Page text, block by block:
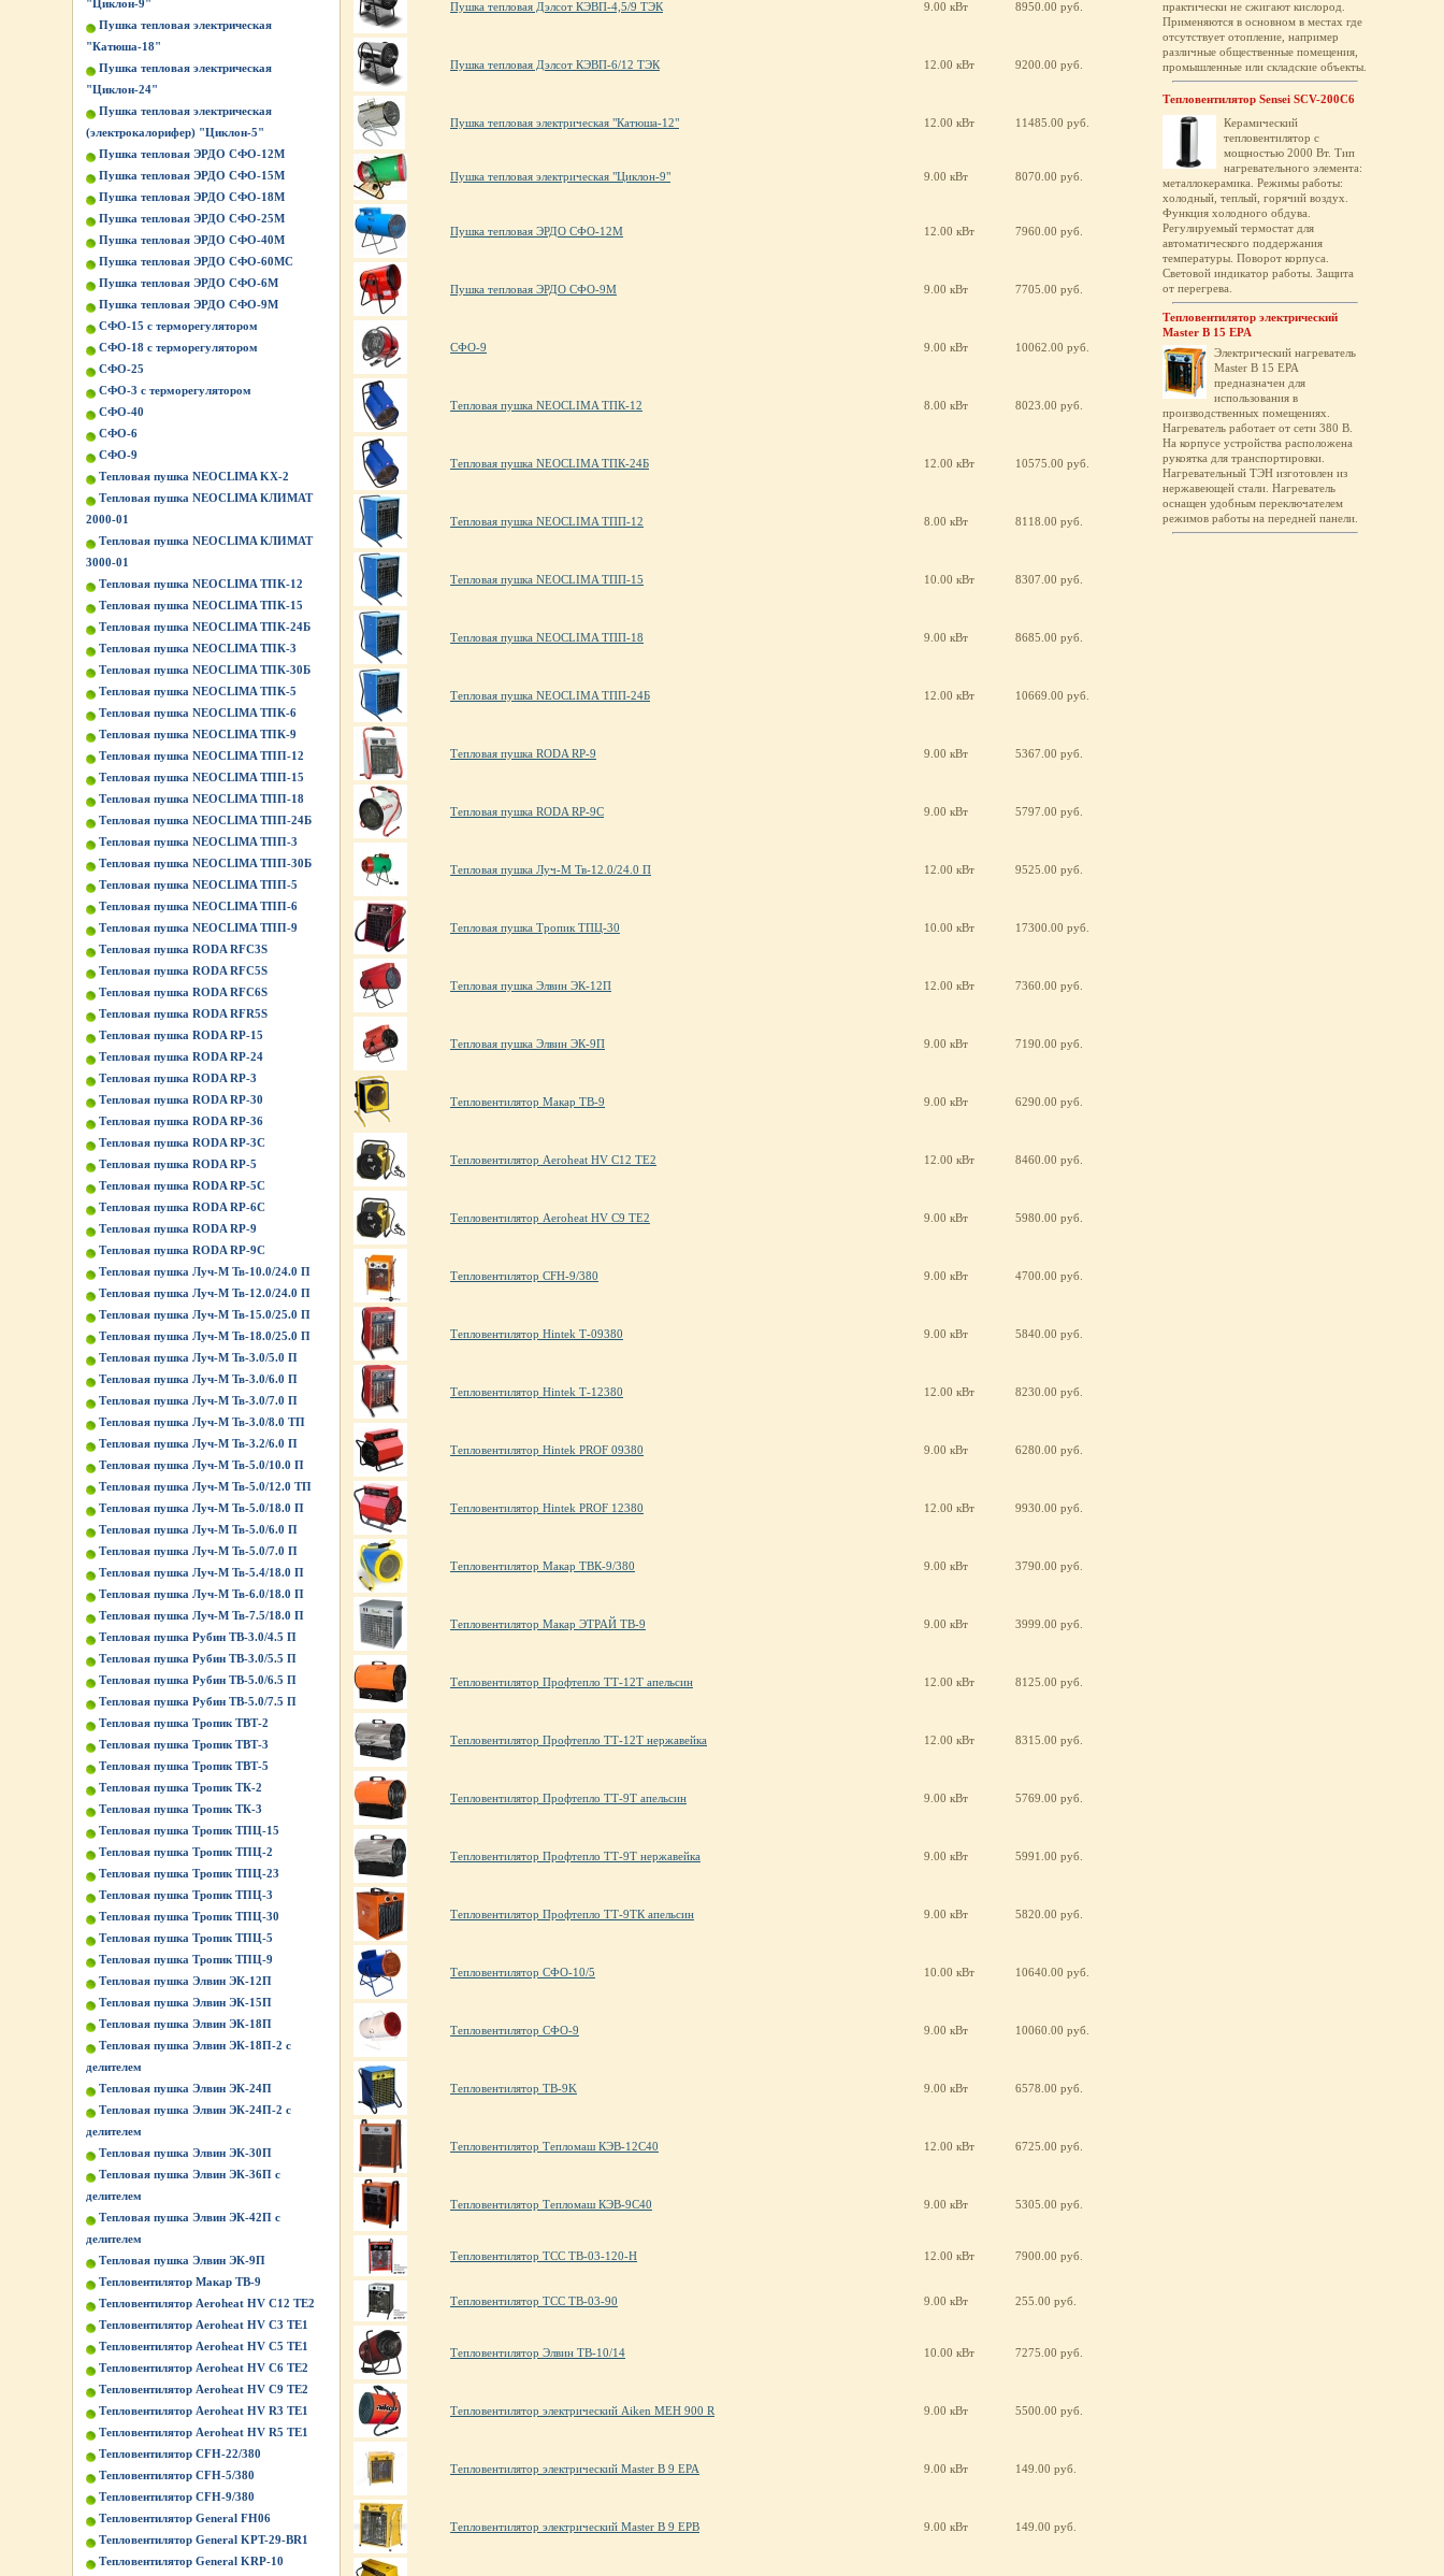
"Циклон-9"
Пушка тепловая электрическая
"Катюша-18"
Пушка тепловая электрическая
"Циклон-24"
Пушка тепловая электрическая
(электрокалорифер) "Циклон-5"
Пушка тепловая ЭРДО СФО-12М
Пушка тепловая ЭРДО СФО-15М
Пушка тепловая ЭРДО СФО-18М
Пушка тепловая ЭРДО СФО-25М
Пушка тепловая ЭРДО СФО-40М
Пушка тепловая ЭРДО СФО-60МС
Пушка тепловая ЭРДО СФО-6М
Пушка тепловая ЭРДО СФО-9М
СФО-15 с терморегулятором
СФО-18 с терморегулятором
СФО-25
СФО-3 с терморегулятором
СФО-40
СФО-6
СФО-9
Тепловая пушка NEOCLIMA KХ-2
Тепловая пушка NEOCLIMA КЛИМАТ
2000-01
Тепловая пушка NEOCLIMA КЛИМАТ
3000-01
Тепловая пушка NEOCLIMA ТПК-12
Тепловая пушка NEOCLIMA ТПК-15
Тепловая пушка NEOCLIMA ТПК-24Б
Тепловая пушка NEOCLIMA ТПК-3
Тепловая пушка NEOCLIMA ТПК-30Б
Тепловая пушка NEOCLIMA ТПК-5
Тепловая пушка NEOCLIMA ТПК-6
Тепловая пушка NEOCLIMA ТПК-9
Тепловая пушка NEOCLIMA ТПП-12
Тепловая пушка NEOCLIMA ТПП-15
Тепловая пушка NEOCLIMA ТПП-18
Тепловая пушка NEOCLIMA ТПП-24Б
Тепловая пушка NEOCLIMA ТПП-3
Тепловая пушка NEOCLIMA ТПП-30Б
Тепловая пушка NEOCLIMA ТПП-5
Тепловая пушка NEOCLIMA ТПП-6
Тепловая пушка NEOCLIMA ТПП-9
Тепловая пушка RODA RFC3S
Тепловая пушка RODA RFC5S
Тепловая пушка RODA RFC6S
Тепловая пушка RODA RFR5S
Тепловая пушка RODA RP-15
Тепловая пушка RODA RP-24
Тепловая пушка RODA RP-3
Тепловая пушка RODA RP-30
Тепловая пушка RODA RP-36
Тепловая пушка RODA RP-3C
Тепловая пушка RODA RP-5
Тепловая пушка RODA RP-5C
Тепловая пушка RODA RP-6C
Тепловая пушка RODA RP-9
Тепловая пушка RODA RP-9C
Тепловая пушка Луч-М Тв-10.0/24.0 П
Тепловая пушка Луч-М Тв-12.0/24.0 П
Тепловая пушка Луч-М Тв-15.0/25.0 П
Тепловая пушка Луч-М Тв-18.0/25.0 П
Тепловая пушка Луч-М Тв-3.0/5.0 П
Тепловая пушка Луч-М Тв-3.0/6.0 П
Тепловая пушка Луч-М Тв-3.0/7.0 П
Тепловая пушка Луч-М Тв-3.0/8.0 ТП
Тепловая пушка Луч-М Тв-3.2/6.0 П
Тепловая пушка Луч-М Тв-5.0/10.0 П
Тепловая пушка Луч-М Тв-5.0/12.0 ТП
Тепловая пушка Луч-М Тв-5.0/18.0 П
Тепловая пушка Луч-М Тв-5.0/6.0 П
Тепловая пушка Луч-М Тв-5.0/7.0 П
Тепловая пушка Луч-М Тв-5.4/18.0 П
Тепловая пушка Луч-М Тв-6.0/18.0 П
Тепловая пушка Луч-М Тв-7.5/18.0 П
Тепловая пушка Рубин ТВ-3.0/4.5 П
Тепловая пушка Рубин ТВ-3.0/5.5 П
Тепловая пушка Рубин ТВ-5.0/6.5 П
Тепловая пушка Рубин ТВ-5.0/7.5 П
Тепловая пушка Тропик ТВТ-2
Тепловая пушка Тропик ТВТ-3
Тепловая пушка Тропик ТВТ-5
Тепловая пушка Тропик ТК-2
Тепловая пушка Тропик ТК-3
Тепловая пушка Тропик ТПЦ-15
Тепловая пушка Тропик ТПЦ-2
Тепловая пушка Тропик ТПЦ-23
Тепловая пушка Тропик ТПЦ-3
Тепловая пушка Тропик ТПЦ-30
Тепловая пушка Тропик ТПЦ-5
Тепловая пушка Тропик ТПЦ-9
Тепловая пушка Элвин ЭК-12П
Тепловая пушка Элвин ЭК-15П
Тепловая пушка Элвин ЭК-18П
Тепловая пушка Элвин ЭК-18П-2 с
делителем
Тепловая пушка Элвин ЭК-24П
Тепловая пушка Элвин ЭК-24П-2 с
делителем
Тепловая пушка Элвин ЭК-30П
Тепловая пушка Элвин ЭК-36П с
делителем
Тепловая пушка Элвин ЭК-42П с
делителем
Тепловая пушка Элвин ЭК-9П
Тепловентилятор Макар ТВ-9
Тепловентилятор Aeroheat HV C12 TE2
Тепловентилятор Aeroheat HV C3 TE1
Тепловентилятор Aeroheat HV C5 TE1
Тепловентилятор Aeroheat HV C6 TE2
Тепловентилятор Aeroheat HV C9 TE2
Тепловентилятор Aeroheat HV R3 TE1
Тепловентилятор Aeroheat HV R5 TE1
Тепловентилятор CFH-22/380
Тепловентилятор CFH-5/380
Тепловентилятор CFH-9/380
Тепловентилятор General FH06
Тепловентилятор General KPT-29-BR1
Тепловентилятор General KRP-10
Пушка тепловая Дэлсот КЭВП-4,5/9 ТЭК 9.00 кВт 8950.00 руб.
Пушка тепловая Дэлсот КЭВП-6/12 ТЭК 12.00 кВт 9200.00 руб.
Пушка тепловая электрическая "Катюша-12" 12.00 кВт 11485.00 руб.
Пушка тепловая электрическая "Циклон-9" 9.00 кВт 8070.00 руб.
Пушка тепловая ЭРДО СФО-12М 12.00 кВт 7960.00 руб.
Пушка тепловая ЭРДО СФО-9М 9.00 кВт 7705.00 руб.
СФО-9 9.00 кВт 10062.00 руб.
Тепловая пушка NEOCLIMA ТПК-12 8.00 кВт 8023.00 руб.
Тепловая пушка NEOCLIMA ТПК-24Б 12.00 кВт 10575.00 руб.
Тепловая пушка NEOCLIMA ТПП-12 8.00 кВт 8118.00 руб.
Тепловая пушка NEOCLIMA ТПП-15 10.00 кВт 8307.00 руб.
Тепловая пушка NEOCLIMA ТПП-18 9.00 кВт 8685.00 руб.
Тепловая пушка NEOCLIMA ТПП-24Б 12.00 кВт 10669.00 руб.
Тепловая пушка RODA RP-9 9.00 кВт 5367.00 руб.
Тепловая пушка RODA RP-9C 9.00 кВт 5797.00 руб.
Тепловая пушка Луч-М Тв-12.0/24.0 П 12.00 кВт 9525.00 руб.
Тепловая пушка Тропик ТПЦ-30 10.00 кВт 17300.00 руб.
Тепловая пушка Элвин ЭК-12П 12.00 кВт 7360.00 руб.
Тепловая пушка Элвин ЭК-9П 9.00 кВт 7190.00 руб.
Тепловентилятор Макар ТВ-9 9.00 кВт 6290.00 руб.
Тепловентилятор Aeroheat HV C12 TE2 12.00 кВт 8460.00 руб.
Тепловентилятор Aeroheat HV C9 TE2 9.00 кВт 5980.00 руб.
Тепловентилятор CFH-9/380 9.00 кВт 4700.00 руб.
Тепловентилятор Hintek Т-09380 9.00 кВт 5840.00 руб.
Тепловентилятор Hintek Т-12380 12.00 кВт 8230.00 руб.
Тепловентилятор Hintek PROF 09380 9.00 кВт 6280.00 руб.
Тепловентилятор Hintek PROF 12380 12.00 кВт 9930.00 руб.
Тепловентилятор Макар ТВК-9/380 9.00 кВт 3790.00 руб.
Тепловентилятор Макар ЭТРАЙ ТВ-9 9.00 кВт 3999.00 руб.
Тепловентилятор Профтепло ТТ-12Т апельсин 12.00 кВт 8125.00 руб.
Тепловентилятор Профтепло ТТ-12Т нержавейка 12.00 кВт 8315.00 руб.
Тепловентилятор Профтепло ТТ-9Т апельсин 9.00 кВт 5769.00 руб.
Тепловентилятор Профтепло ТТ-9Т нержавейка 9.00 кВт 5991.00 руб.
Тепловентилятор Профтепло ТТ-9ТК апельсин 9.00 кВт 5820.00 руб.
Тепловентилятор СФО-10/5 10.00 кВт 10640.00 руб.
Тепловентилятор СФО-9 9.00 кВт 10060.00 руб.
Тепловентилятор ТВ-9K 9.00 кВт 6578.00 руб.
Тепловентилятор Тепломаш КЭВ-12С40 12.00 кВт 6725.00 руб.
Тепловентилятор Тепломаш КЭВ-9С40 9.00 кВт 5305.00 руб.
Тепловентилятор ТСС ТВ-03-120-Н 12.00 кВт 7900.00 руб.
Тепловентилятор ТСС ТВ-03-90 9.00 кВт 255.00 руб.
Тепловентилятор Элвин ТВ-10/14 10.00 кВт 7275.00 руб.
Тепловентилятор электрический Aiken MEH 900 R 9.00 кВт 5500.00 руб.
Тепловентилятор электрический Master B 9 EPA 9.00 кВт 149.00 руб.
Тепловентилятор электрический Master B 9 EPB 9.00 кВт 149.00 руб.
практически не сжигают кислород.
Применяются в основном в местах где
отсутствует отопление, например
различные общественные помещения,
промышленные или складские объекты.
Тепловентилятор Sensei SCV-200C6
Керамический
тепловентилятор с
мощностью 2000 Вт. Тип
нагревательного элемента:
металлокерамика. Режимы работы:
холодный, теплый, горячий воздух.
Функция холодного обдува.
Регулируемый термостат для
автоматического поддержания
температуры. Поворот корпуса.
Световой индикатор работы. Защита
от перегрева.
Тепловентилятор электрический
Master B 15 EPA
Электрический нагреватель
Master B 15 EPA
предназначен для
использования в
производственных помещениях.
Нагреватель работает от сети 380 В.
На корпусе устройства расположена
рукоятка для транспортировки.
Нагревательный ТЭН изготовлен из
нержавеющей стали. Нагреватель
оснащен удобным переключателем
режимов работы на передней панели.